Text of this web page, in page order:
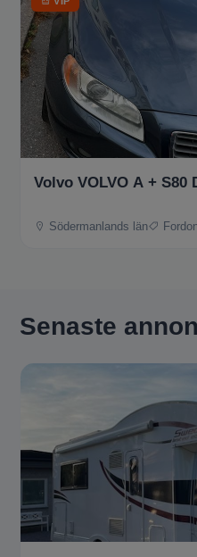
Volvo VOLVO A + S80
Södermanlands län
Senaste